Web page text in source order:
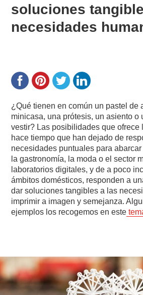
soluciones
necesidades
¿Qué tienen en común un pastel de
minicasa, una prótesis, un asiento o
vestir? Las posibilidades que ofrece
hace tiempo que han dejado de
necesidades puntuales para
la gastronomía, la moda o el sector
laboratorios digitales, y de a poco
ámbitos domésticos, responden a
dar soluciones tangibles a las
imprimir a imagen y semejanza.
ejemplos los recogemos en este